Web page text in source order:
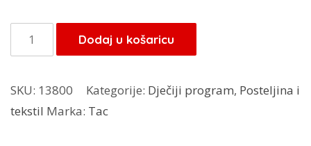
je:
90,00 KM.
76,50 KM.
set
Winx
količina
Dodaj u košaricu
SKU: 13800 Kategorije: Dječiji program, Posteljina i
tekstil Marka: Tac